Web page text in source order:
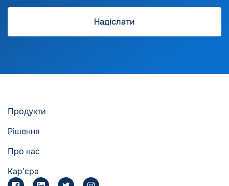
Продукти
Рішення
Про нас
Кар’єра